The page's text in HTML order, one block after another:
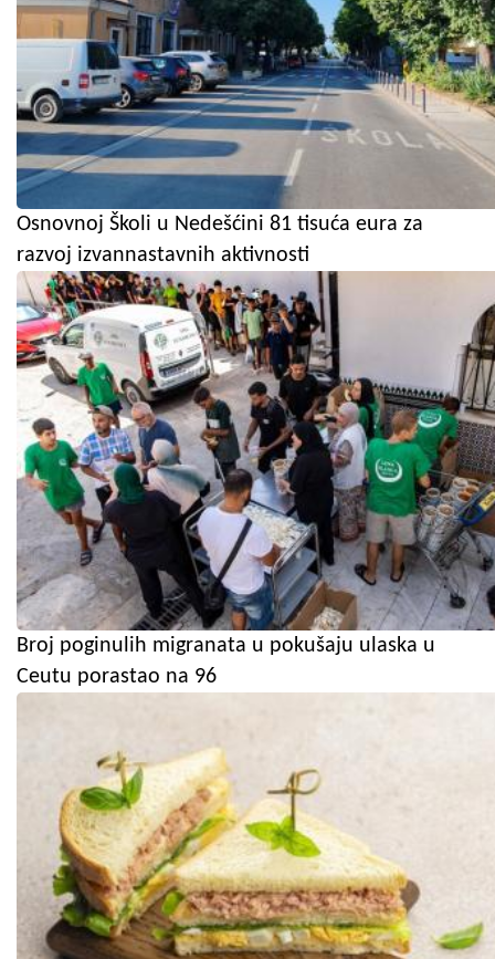
Osnovnoj Školi u Nedešćini 81 tisuća eura za
razvoj izvannastavnih aktivnosti
Broj poginulih migranata u pokušaju ulaska u
Ceutu porastao na 96